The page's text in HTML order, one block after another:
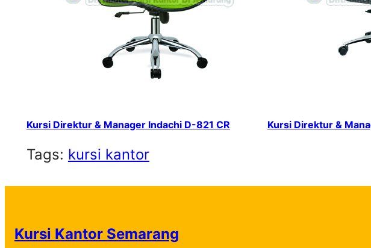
Kursi Direktur & Manager Indachi D-821 CR Kursi Direktur &
Tags: kursi kantor
Kursi Kantor Semarang